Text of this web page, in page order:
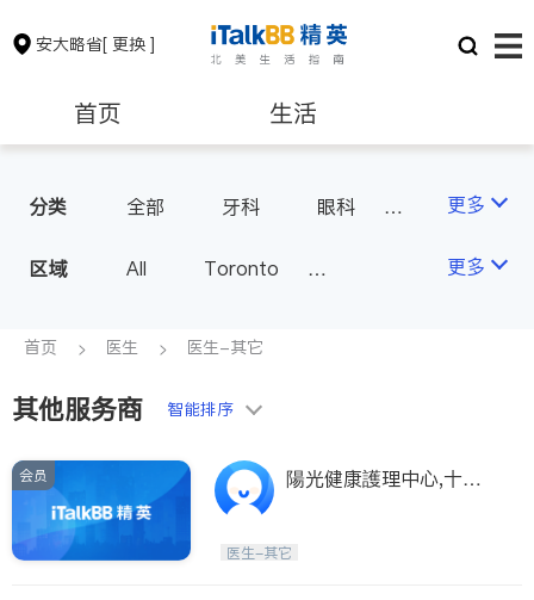
安大略省[ 更换 ]
首页 生活
保险理财 房地产租售
银行贷款 会计师
建筑装修
分类 全部 牙科
眼科
耳鼻喉科
医生-其它
家庭医生
足科
更多
区域 All
Toronto
Scarborough
North York
Brampton
Kitchener
Newmarket
更多
首页 医生 医生-其它
其他服务商 智能排序
会员
陽光健康護理中心,十年
医生-其它